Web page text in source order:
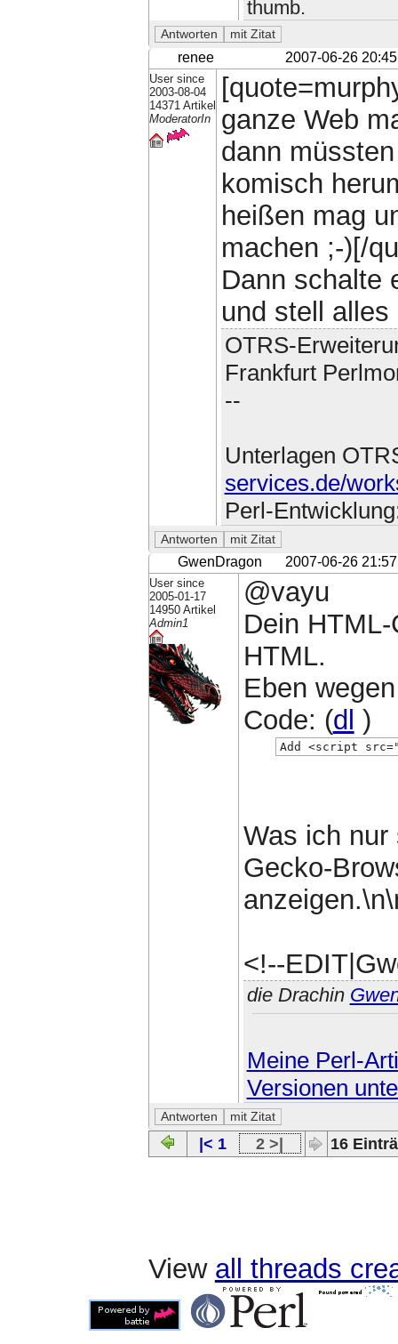
thumb.
renee 2007-06-26 20:45
User since
2003-08-04
14371 Artikel
ModeratorIn
ganze Web
dann
komisch
heißen mag
machen ;-)[/
Dann schalte
und stell alles
OTRS-
Frankfurt
--
Unterlagen
services.de/
Perl-
GwenDragon 2007-06-26 21:57
User since
2005-01-17
14950 Artikel
Admin1
@vayu
Dein
HTML.
Eben
Code: (dl )
Add <script
Was ich
Gecko-
<!--
die Drachin
Meine Perl-
Versionen
|< 1 2 >| 16
View all threads